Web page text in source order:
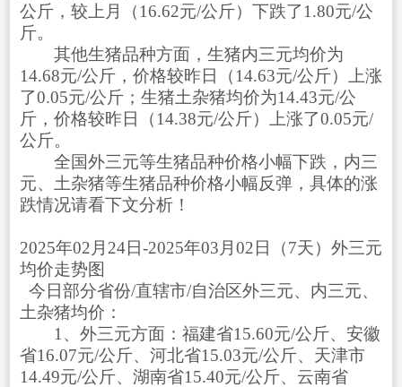
公斤，较上月（16.62元/公斤）下跌了1.80元/公
斤。
其他生猪品种方面，生猪内三元均价为
14.68元/公斤，价格较昨日（14.63元/公斤）上涨
了0.05元/公斤；生猪土杂猪均价为14.43元/公
斤，价格较昨日（14.38元/公斤）上涨了0.05元/
公斤。
全国外三元等生猪品种价格小幅下跌，内三
元、土杂猪等生猪品种价格小幅反弹，具体的涨
跌情况请看下文分析！
2025年02月24日-2025年03月02日（7天）外三元
均价走势图
今日部分省份/直辖市/自治区外三元、内三元、
土杂猪均价：
1、外三元方面：福建省15.60元/公斤、安徽
省16.07元/公斤、河北省15.03元/公斤、天津市
14.49元/公斤、湖南省15.40元/公斤、云南省